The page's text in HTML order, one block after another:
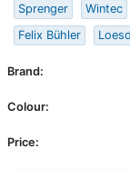
Sprenger Wintec
Felix Bühler
Brand:
Colour:
Price: